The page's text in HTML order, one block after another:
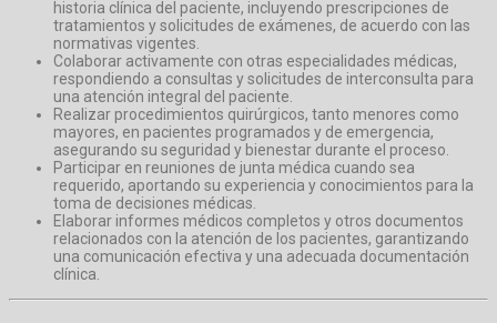
historia clínica del paciente, incluyendo prescripciones de
tratamientos y solicitudes de exámenes, de acuerdo con las
normativas vigentes.
Colaborar activamente con otras especialidades médicas,
respondiendo a consultas y solicitudes de interconsulta para
una atención integral del paciente.
Realizar procedimientos quirúrgicos, tanto menores como
mayores, en pacientes programados y de emergencia,
asegurando su seguridad y bienestar durante el proceso.
Participar en reuniones de junta médica cuando sea
requerido, aportando su experiencia y conocimientos para la
toma de decisiones médicas.
Elaborar informes médicos completos y otros documentos
relacionados con la atención de los pacientes, garantizando
una comunicación efectiva y una adecuada documentación
clínica.